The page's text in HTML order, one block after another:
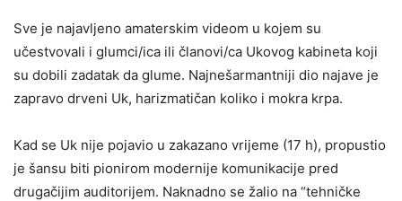
Sve je najavljeno amaterskim videom u kojem su
učestvovali i glumci/ica ili članovi/ca Ukovog kabineta koji
su dobili zadatak da glume. Najnešarmantniji dio najave je
zapravo drveni Uk, harizmatičan koliko i mokra krpa.
Kad se Uk nije pojavio u zakazano vrijeme (17 h), propustio
je šansu biti pionirom modernije komunikacije pred
drugačijim auditorijem. Naknadno se žalio na “tehničke